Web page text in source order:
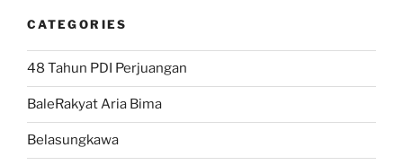
CATEGORIES
48 Tahun PDI Perjuangan
BaleRakyat Aria Bima
Belasungkawa